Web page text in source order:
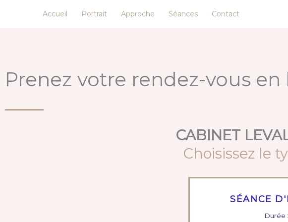
Accueil Portrait Approche Séances Contact
Prenez votre rendez-vous en
CABINET
Choisissez le
SÉANCE
Durée :